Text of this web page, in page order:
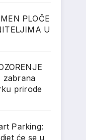
PLOČE
U
zabrana
prirode
Parking:
će se u